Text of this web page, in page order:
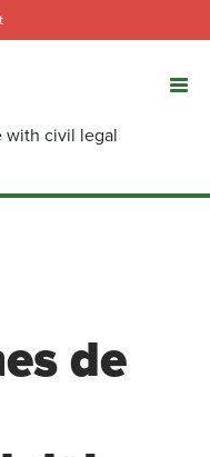
with civil legal
de